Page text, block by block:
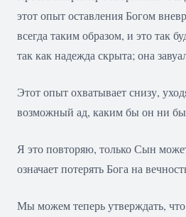
этот опыт оставления Богом
всегда таким образом, и это так
так как надежда скрыта; она
Этот опыт охватывает снизу,
возможный ад, каким бы он ни
Я это повторяю, только Сын
означает потерять Бога на
Мы можем теперь утверждать,